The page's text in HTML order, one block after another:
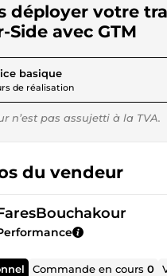
déployer votre
Side avec GTM
basiquepour 809,13 $US
de réalisation
n’est pas assujetti à la TVA.
du vendeur
Commande en cours0